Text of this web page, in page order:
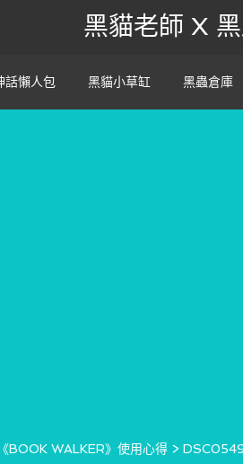
黑貓老師 X
話懶人包 黑貓小草缸 黑蟲倉庫
BOOK WALKER》使用心得 >